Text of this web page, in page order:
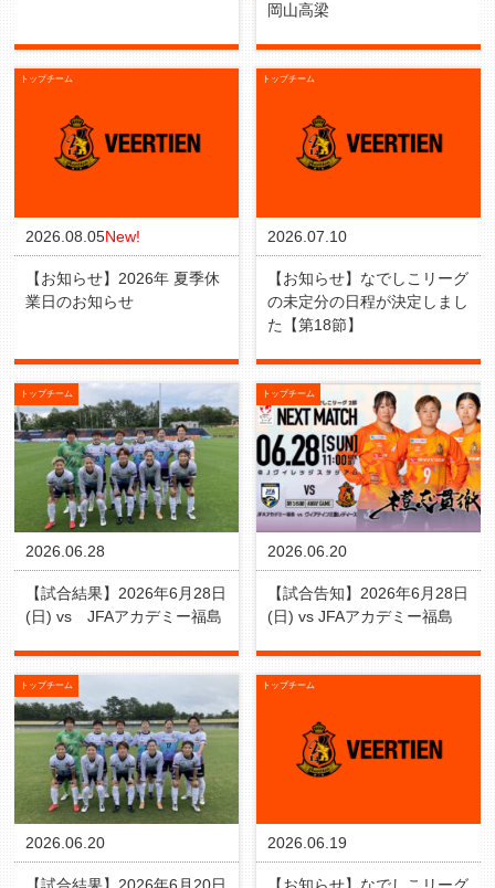
岡山高梁
トップチーム
2026.08.05New!
【お知らせ】2026年 夏季休
業日のお知らせ
トップチーム
2026.07.10
【お知らせ】なでしこリーグ
の未定分の日程が決定しまし
た【第18節】
トップチーム
2026.06.28
【試合結果】2026年6月28日
(日) vs JFAアカデミー福島
トップチーム
2026.06.20
【試合告知】2026年6月28日
(日) vs JFAアカデミー福島
トップチーム
2026.06.20
トップチーム
2026.06.19